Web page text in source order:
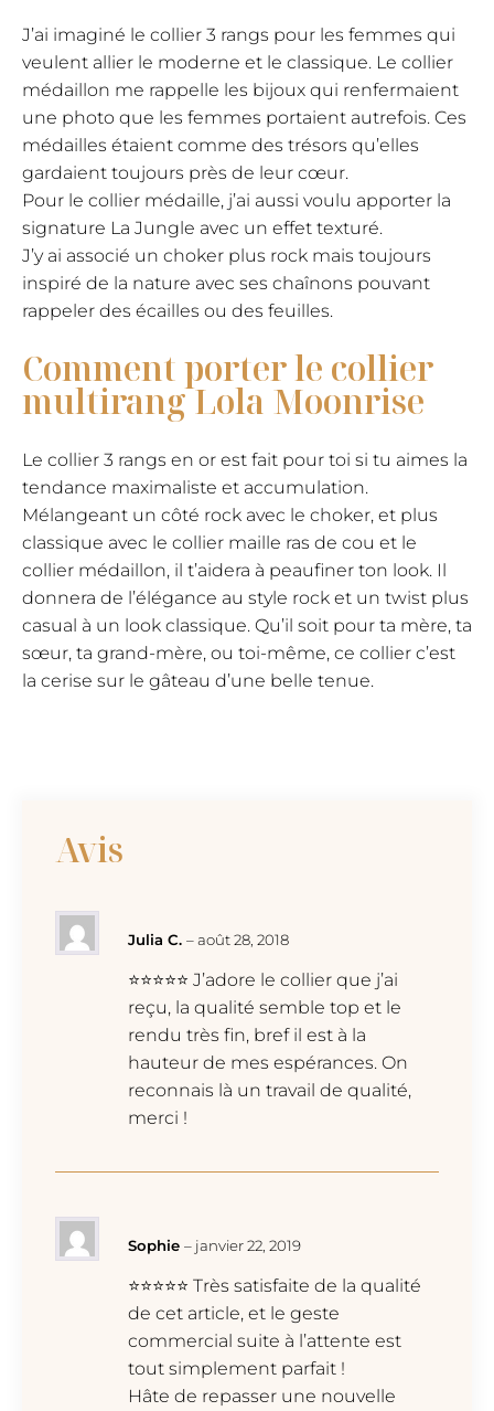
or
J’ai imaginé le collier 3 rangs pour les femmes qui
veulent allier le moderne et le classique. Le collier
médaillon me rappelle les bijoux qui renfermaient
une photo que les femmes portaient autrefois. Ces
médailles étaient comme des trésors qu’elles
gardaient toujours près de leur cœur.
Pour le collier médaille, j’ai aussi voulu apporter la
signature La Jungle avec un effet texturé.
J’y ai associé un choker plus rock mais toujours
inspiré de la nature avec ses chaînons pouvant
rappeler des écailles ou des feuilles.
Comment porter le collier
multirang Lola Moonrise
Le collier 3 rangs en or est fait pour toi si tu aimes la
tendance maximaliste et accumulation.
Mélangeant un côté rock avec le choker, et plus
classique avec le collier maille ras de cou et le
collier médaillon, il t’aidera à peaufiner ton look. Il
donnera de l’élégance au style rock et un twist plus
casual à un look classique. Qu’il soit pour ta mère, ta
sœur, ta grand-mère, ou toi-même, ce collier c’est
la cerise sur le gâteau d’une belle tenue.
Avis
Julia C. –août 28, 2018
⭐⭐⭐⭐⭐ J’adore le collier que j’ai
reçu, la qualité semble top et le
rendu très fin, bref il est à la
hauteur de mes espérances. On
reconnais là un travail de qualité,
merci !
Sophie – janvier 22, 2019
⭐⭐⭐⭐⭐ Très satisfaite de la qualité
de cet article, et le geste
commercial suite à l’attente est
tout simplement parfait !
Hâte de repasser une nouvelle